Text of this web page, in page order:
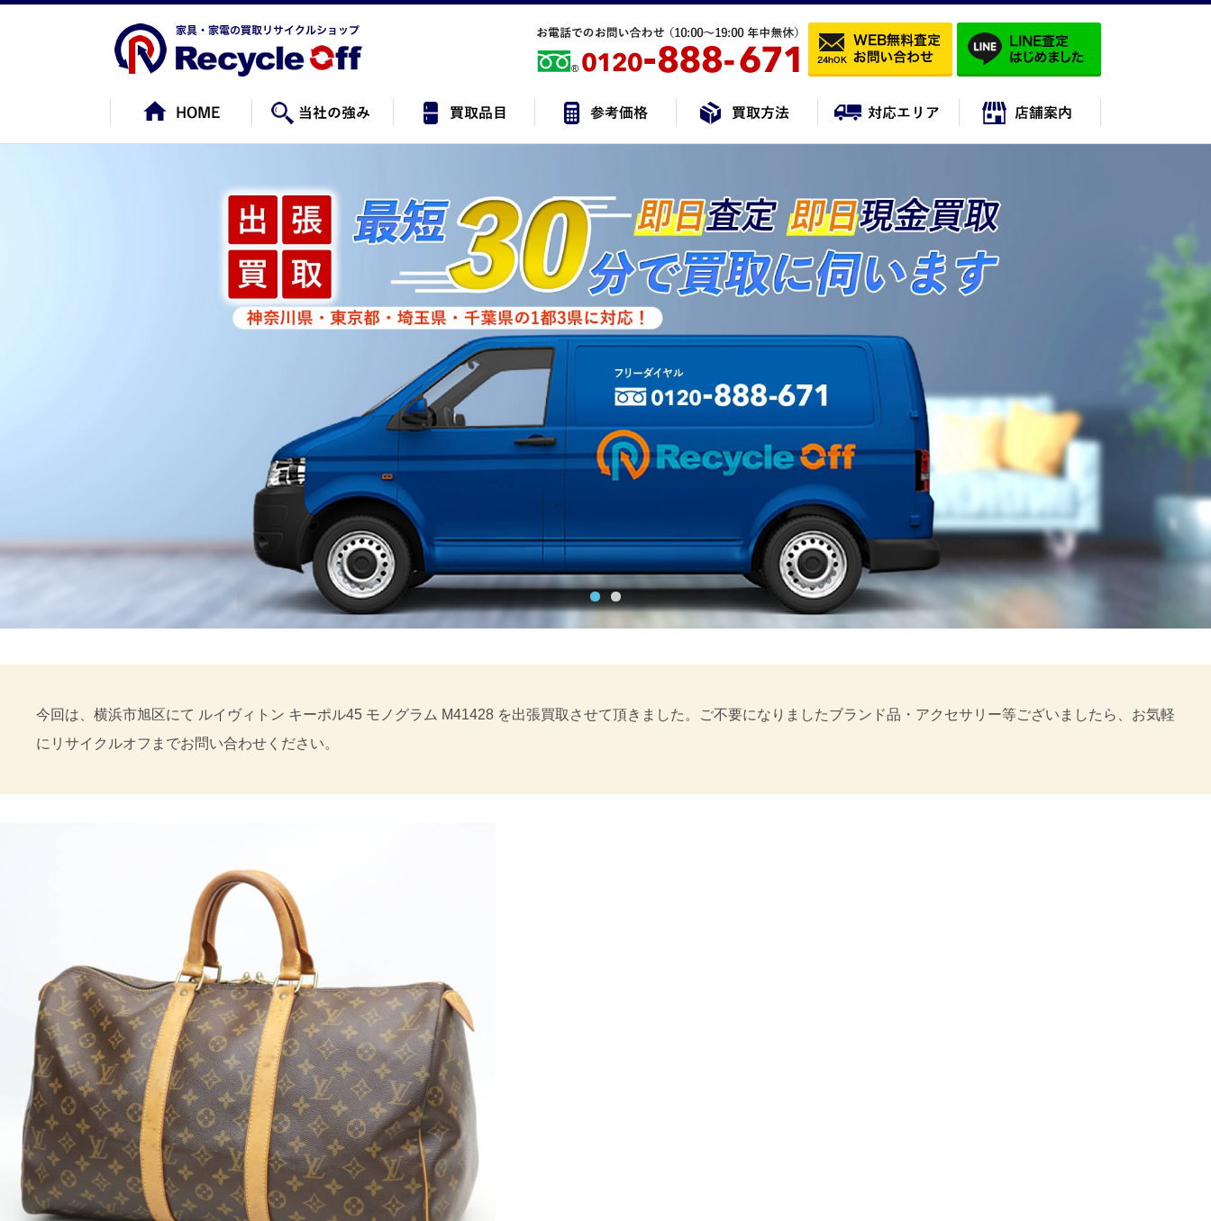
今回は、横浜市旭区にて ルイヴィトン キーポル45 モノグラム M41428 を出張買取させて頂きました。ご不要になりましたブランド品・アクセサリー等ございましたら、お気軽
にリサイクルオフまでお問い合わせください。